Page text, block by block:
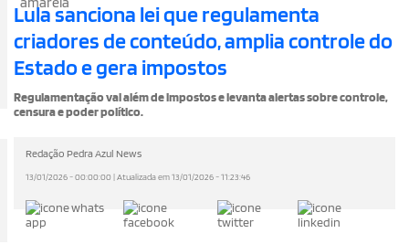
DireitoDomingos MartinsEconomiaEditorial
Lula sanciona lei que regulamenta
criadores de conteúdo, amplia controle do
Estado e gera impostos
Regulamentação vai além de impostos e levanta alertas sobre controle,
censura e poder político.
Redação Pedra Azul News
13/01/2026 - 00:00:00 | Atualizada em 13/01/2026 - 11:23:46